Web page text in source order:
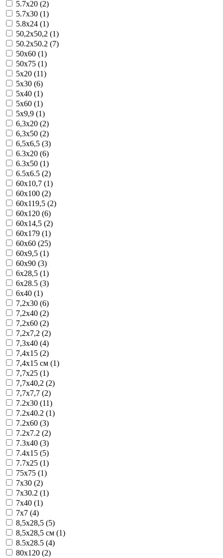
5.7x20 (2)
5.7x30 (1)
5.8x24 (1)
50,2x50,2 (1)
50.2x50.2 (7)
50x60 (1)
50x75 (1)
5x20 (11)
5x30 (6)
5x40 (1)
5x60 (1)
5x9,9 (1)
6,3x20 (2)
6,3x50 (2)
6,5x6,5 (3)
6.3x20 (6)
6.3x50 (1)
6.5x6.5 (2)
60x10,7 (1)
60x100 (2)
60x119,5 (2)
60x120 (6)
60x14,5 (2)
60x179 (1)
60x60 (25)
60x9,5 (1)
60x90 (3)
6x28,5 (1)
6x28.5 (3)
6x40 (1)
7,2x30 (6)
7,2x40 (2)
7,2x60 (2)
7,2x7,2 (2)
7,3x40 (4)
7,4x15 (2)
7,4x15 см (1)
7,7x25 (1)
7,7x40,2 (2)
7,7x7,7 (2)
7.2x30 (11)
7.2x40.2 (1)
7.2x60 (3)
7.2x7.2 (2)
7.3x40 (3)
7.4x15 (5)
7.7x25 (1)
75x75 (1)
7x30 (2)
7x30.2 (1)
7x40 (1)
7x7 (4)
8,5x28,5 (5)
8,5x28,5 см (1)
8.5x28.5 (4)
80x120 (2)